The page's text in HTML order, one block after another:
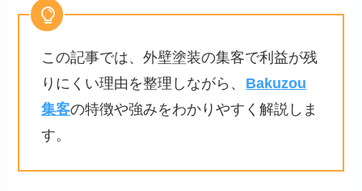
この記事では、外壁塗装の集客で利益が残
りにくい理由を整理しながら、 Bakuzou
集客の特徴や強みをわかりやすく解説しま
す。